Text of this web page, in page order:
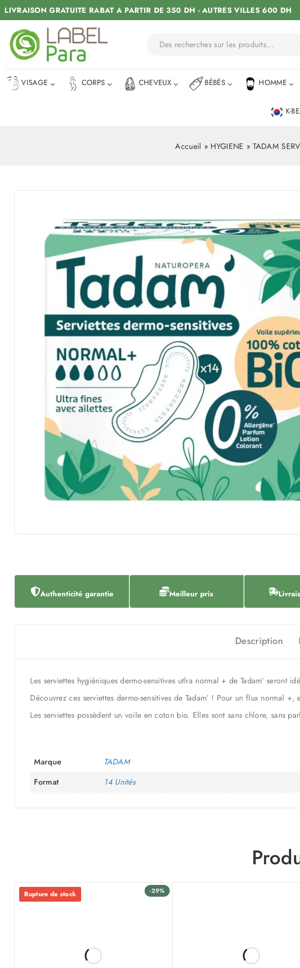
LIVRAISON GRATUITE RABAT A PARTIR DE 350 DH - AUTRES VILLES 600 DH
VISAGE CORPS CHEVEUX BÉBÉS HOMME
K-
Accueil » HYGIENE »TADAM
Authenticité garantie Meilleur prix
Description
Les serviettes hygiéniques dermo-sensitives utlra normal + de Tadam’ seront
Découvrez ces serviettes dermo-sensitives de Tadam’ ! Pour un flux normal
Les serviettes possèdent un voile en coton bio. Elles sont sans chlore, sans
Marque
TADAM
Format
14 Unités
-29%
Rupture de stock